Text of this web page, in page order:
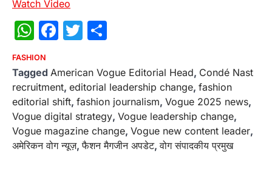
Watch Video
WhatsApp
Facebook
Twitter
FASHION
Tagged American Vogue Editorial Head, Condé Nast
recruitment, editorial leadership change, fashion
editorial shift, fashion journalism, Vogue 2025 news,
Vogue digital strategy, Vogue leadership change,
Vogue magazine change, Vogue new content leader,
अमेरिकन वोग न्यूज़,फैशन मैगजीन अपडेट,वोग संपादकीय प्रमुख